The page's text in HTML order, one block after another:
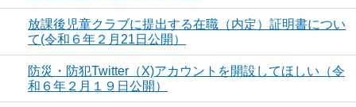
放課後児童クラブに提出する在職（内定）証明書につい
て(令和６年２月21日公開）
防災・防犯Twitter（X)アカウントを開設してほしい（令
和６年２月１９日公開）